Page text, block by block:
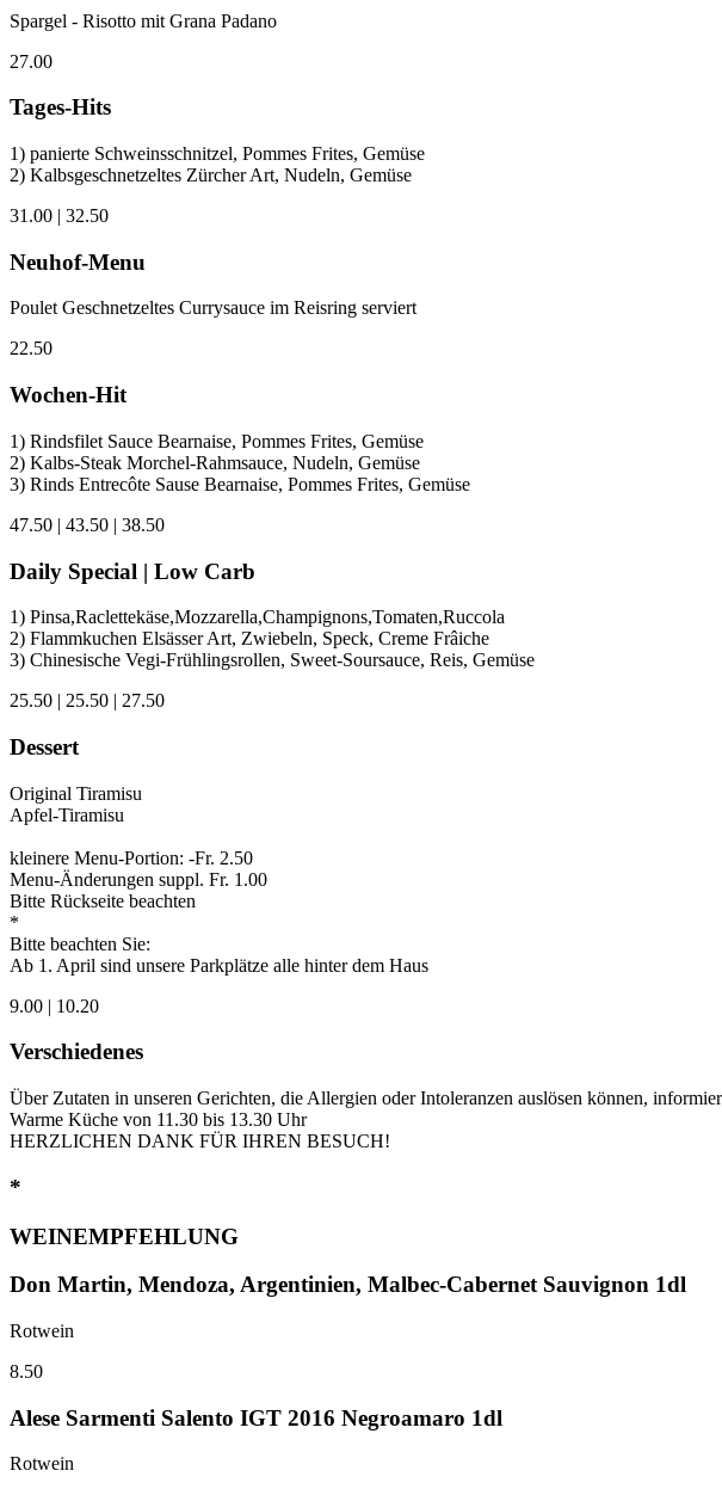
Spargel - Risotto mit Grana Padano
27.00
Tages-Hits
1) panierte Schweinsschnitzel, Pommes Frites, Gemüse
2) Kalbsgeschnetzeltes Zürcher Art, Nudeln, Gemüse
31.00 | 32.50
Neuhof-Menu
Poulet Geschnetzeltes Currysauce im Reisring serviert
22.50
Wochen-Hit
1) Rindsfilet Sauce Bearnaise, Pommes Frites, Gemüse
2) Kalbs-Steak Morchel-Rahmsauce, Nudeln, Gemüse
3) Rinds Entrecôte Sause Bearnaise, Pommes Frites, Gemüse
47.50 | 43.50 | 38.50
Daily Special | Low Carb
1) Pinsa,Raclettekäse,Mozzarella,Champignons,Tomaten,Ruccola
2) Flammkuchen Elsässer Art, Zwiebeln, Speck, Creme Frâiche
3) Chinesische Vegi-Frühlingsrollen, Sweet-Soursauce, Reis, Gemüse
25.50 | 25.50 | 27.50
Dessert
Original Tiramisu
Apfel-Tiramisu
kleinere Menu-Portion: -Fr. 2.50
Menu-Änderungen suppl. Fr. 1.00
Bitte Rückseite beachten
*
Bitte beachten Sie:
Ab 1. April sind unsere Parkplätze alle hinter dem Haus
9.00 | 10.20
Verschiedenes
Über Zutaten in unseren Gerichten, die Allergien oder Intoleranzen auslösen können,
Warme Küche von 11.30 bis 13.30 Uhr
HERZLICHEN DANK FÜR IHREN BESUCH!
*
WEINEMPFEHLUNG
Don Martin, Mendoza, Argentinien, Malbec-Cabernet Sauvignon 1dl
Rotwein
8.50
Alese Sarmenti Salento IGT 2016 Negroamaro 1dl
Rotwein